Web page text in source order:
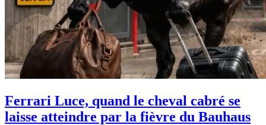
Ferrari Luce, quand le cheval cabré se
laisse atteindre par la fièvre du Bauhaus